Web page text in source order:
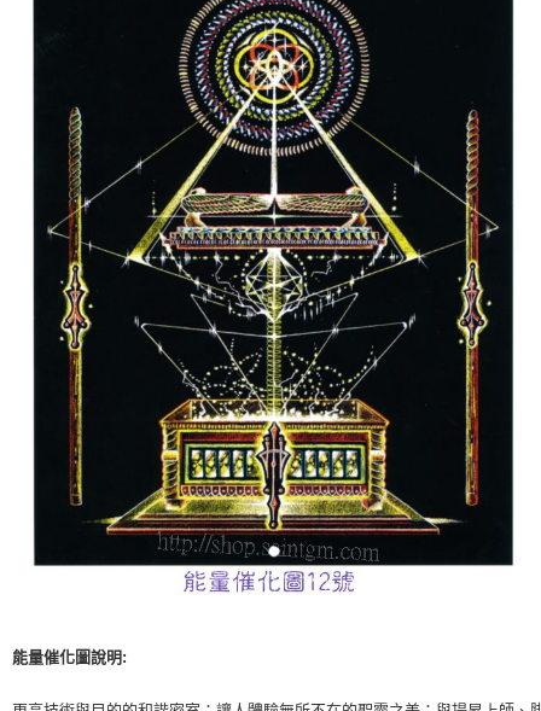
每筆NT$80，滿NT$3,000(含以上)免運費
賣家宅配幫您送（台灣）
每筆NT$80，滿NT$3,000(含以上)免運費
郵局幫你送（離島）
每筆NT$80，滿NT$3,000(含以上)免運費
付款後門市自取
免運費
能量催化圖說明: